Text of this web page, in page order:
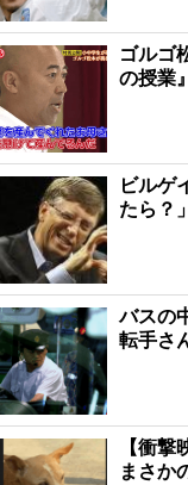
ゴルゴ
の授業
ビルゲ
たら？
バスの
転手さ
【衝
まさか